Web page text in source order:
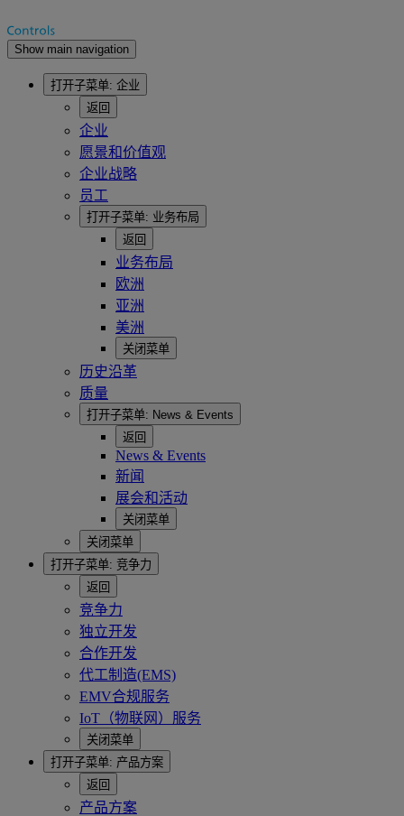
Show main navigation
打开子菜单: 企业
返回
企业
愿景和价值观
企业战略
员工
打开子菜单: 业务布局
返回
业务布局
欧洲
亚洲
美洲
关闭菜单
历史沿革
质量
打开子菜单: News & Events
返回
News & Events
新闻
展会和活动
关闭菜单
关闭菜单
打开子菜单: 竞争力
返回
竞争力
独立开发
合作开发
代工制造(EMS)
EMV合规服务
IoT（物联网）服务
关闭菜单
打开子菜单: 产品方案
返回
产品方案